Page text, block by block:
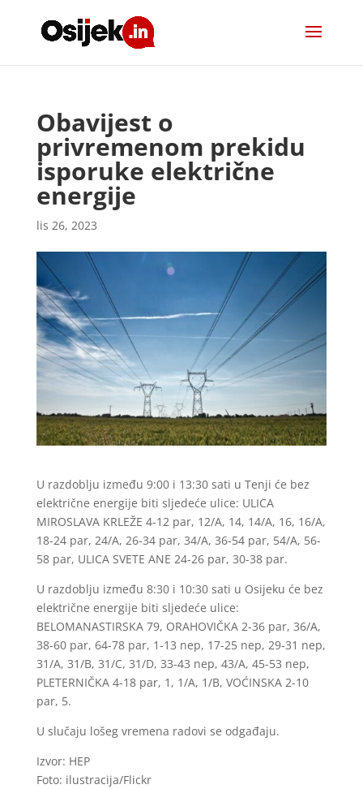
Obavijest o
privremenom prekidu
isporuke električne
energije
lis 26, 2023
U razdoblju između 9:00 i 13:30 sati u Tenji će bez
električne energije biti sljedeće ulice: ULICA
MIROSLAVA KRLEŽE 4-12 par, 12/A, 14, 14/A, 16, 16/A,
18-24 par, 24/A, 26-34 par, 34/A, 36-54 par, 54/A, 56-
58 par, ULICA SVETE ANE 24-26 par, 30-38 par.
U razdoblju između 8:30 i 10:30 sati u Osijeku će bez
električne energije biti sljedeće ulice:
BELOMANASTIRSKA 79, ORAHOVIČKA 2-36 par, 36/A,
38-60 par, 64-78 par, 1-13 nep, 17-25 nep, 29-31 nep,
31/A, 31/B, 31/C, 31/D, 33-43 nep, 43/A, 45-53 nep,
PLETERNIČKA 4-18 par, 1, 1/A, 1/B, VOĆINSKA 2-10
par, 5.
U slučaju lošeg vremena radovi se odgađaju.
Izvor: HEP
Foto: ilustracija/Flickr